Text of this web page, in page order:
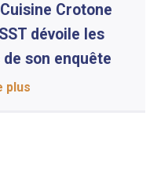
Crotone
dévoile les
son enquête
plus